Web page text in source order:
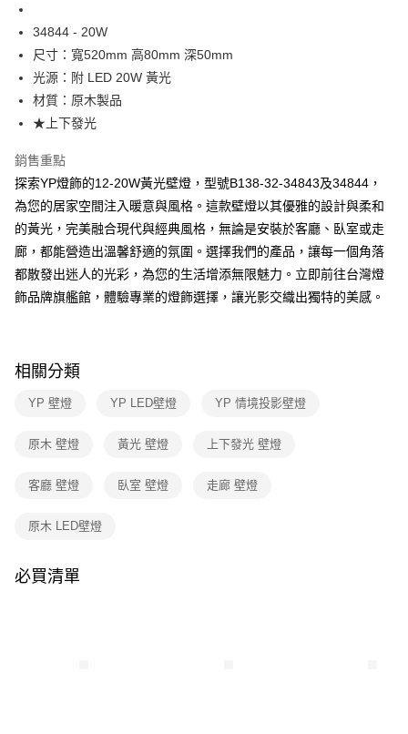
AFTEE先享後付
相關說明
【關於「AFTEE先享後付」】
AFTEE先享後付是「在收到商品之後才付款」的支付方式。 讓您購物簡單
便利好安心！
１．簡單：不需註冊會員、不需綁卡、不需儲值。
【「AFTEE先享後付」結帳流程】
１．於結帳方式選擇「AFTEE先享後付」後，將跳轉至「AFTEE先享後付」
結帳頁面，進行簡訊認證並確認金額後，即可完成結帳。
２．訂單成立數日內，您將收到繳費通知簡訊。
３．收到繳費通知簡訊後14天內，點擊此簡訊中的連結，可透過四大超商／
ATM／網路銀行／等多元方式進行付款，方視為交易完成。
※ 請注意：結帳手續完成當下不需立刻繳費，但若您需要取消訂單，請聯絡
購買商品的店家。未經商家同意取消之訂單仍視為有效，需透過AFTEE先享
客戶支援中心」
【注意事項】
１．透過由恩沛科技股份有限公司提供之「AFTEE先享後付」服務完成之交
權轉讓予恩沛科技股份有限公司。
https://aftee.tw/terms/#terms3
３．未成年的使用者請事先徵得法定代理人或監護人之同意方可使用
任。
請求用戶進行身份認證。
ATM付款
運送方式
新竹貨運宅配
每筆NT$180，滿NT$5,000(含以上)免運費
34844 - 20W
尺寸：寬520mm 高80mm 深50mm
光源：附 LED 20W 黃光
材質：原木製品
★上下發光
銷售重點
探索YP燈飾的12-20W黃光壁燈，型號B138-32-34843及34844，
為您的居家空間注入暖意與風格。這款壁燈以其優雅的設計與柔和
的黃光，完美融合現代與經典風格，無論是安裝於客廳、臥室或走
廊，都能營造出溫馨舒適的氛圍。選擇我們的產品，讓每一個角落
都散發出迷人的光彩，為您的生活增添無限魅力。立即前往台灣燈
飾品牌旗艦館，體驗專業的燈飾選擇，讓光影交織出獨特的美感。
相關分類
YP 壁燈 YP LED壁燈 YP 情境投影壁燈
原木 壁燈 黃光 壁燈 上下發光 壁燈
客廳 壁燈 臥室 壁燈 走廊 壁燈
原木 LED壁燈
必買清單